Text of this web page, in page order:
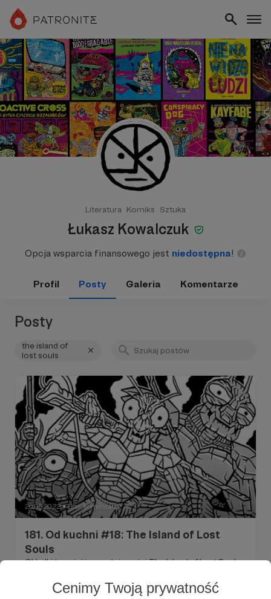
Cenimy Twoją prywatność
Literatura Komiks Sztuka
Łukasz Kowalczuk
Opcja wsparcia finansowego jest niedostępna!
Profil Posty Galeria Komentarze
Posty
the island of
lost souls
20.05.2022 ● Brak komentarzy
181. Od kuchni #18: The Island of Lost
Souls
Okładki trzeciej i czwartej części The Island of Lost Souls.
dungeon crawl classics dan steeby bronx beasts